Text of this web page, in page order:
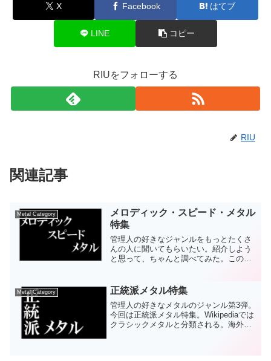
X Facebook はてブ
LINE コピー
RIUをフォローする
RIU
関連記事
Metal Category
メロディック・スピード・メタル
特集
管理人の好きなジャンルをもっとたくさ
んの人に聞いてもらいたい。紹介しよう
と思って、ちゃんと調べてみた。このジ
を今でも思い出せる。根暗な中高生だっ
たあの時代に、これさえあ...
Metal Category 正統派メタル特集
管理人の好きなメタルのジャンル第3弾。
今回は正統派メタル特集。Wikipediaでは
クラシックメタルと分類される。海外で